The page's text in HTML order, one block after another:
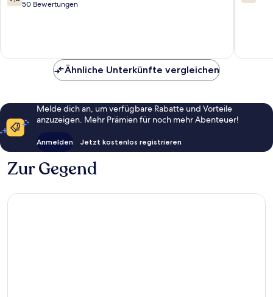
von50 Bewertungen Alanya
von
Ähnliche Unterkünfte vergleichen
Melde dich an, um verfügbare Rabatte und Vorteile
anzuzeigen. Mehr Prämien für noch mehr Abenteuer!
Anmelden Jetzt kostenlos registrieren
Zur Gegend